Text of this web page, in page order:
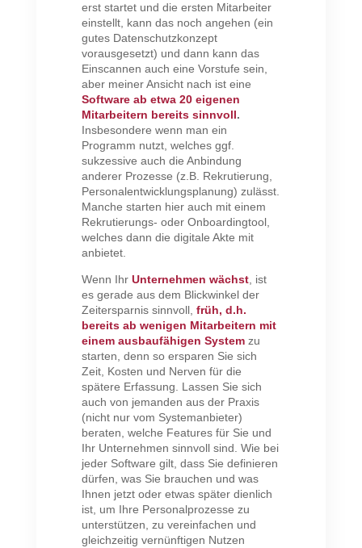
erst startet und die ersten Mitarbeiter
einstellt, kann das noch angehen (ein
gutes Datenschutzkonzept
vorausgesetzt) und dann kann das
Einscannen auch eine Vorstufe sein,
aber meiner Ansicht nach ist eine
Software ab etwa 20 eigenen
Mitarbeitern bereits sinnvoll.
Insbesondere wenn man ein
Programm nutzt, welches ggf.
sukzessive auch die Anbindung
anderer Prozesse (z.B. Rekrutierung,
Personalentwicklungsplanung) zulässt.
Manche starten hier auch mit einem
Rekrutierungs- oder Onboardingtool,
welches dann die digitale Akte mit
anbietet.
Wenn Ihr Unternehmen wächst, ist
es gerade aus dem Blickwinkel der
Zeitersparnis sinnvoll, früh, d.h.
bereits ab wenigen Mitarbeitern mit
einem ausbaufähigen Systemzu
starten, denn so ersparen Sie sich
Zeit, Kosten und Nerven für die
spätere Erfassung. Lassen Sie sich
auch von jemanden aus der Praxis
(nicht nur vom Systemanbieter)
beraten, welche Features für Sie und
Ihr Unternehmen sinnvoll sind. Wie bei
jeder Software gilt, dass Sie definieren
dürfen, was Sie brauchen und was
Ihnen jetzt oder etwas später dienlich
ist, um Ihre Personalprozesse zu
unterstützen, zu vereinfachen und
gleichzeitig vernünftigen Nutzen